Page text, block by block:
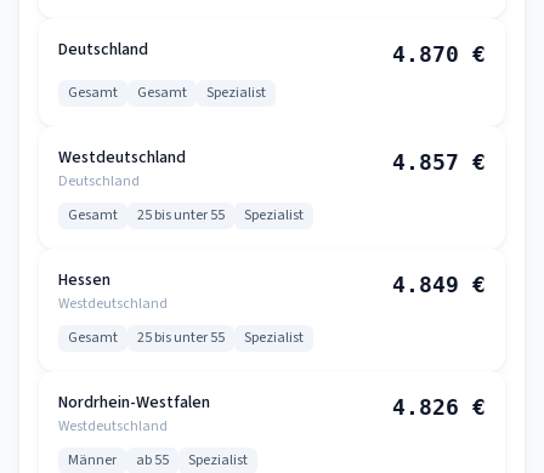
Deutschland 4.870 €
Gesamt Gesamt Spezialist
Westdeutschland
Deutschland
4.857 €
Gesamt 25 bis unter 55 Spezialist
Hessen
Westdeutschland
4.849 €
Gesamt 25 bis unter 55 Spezialist
Nordrhein-Westfalen
Westdeutschland
4.826 €
Männer ab 55 Spezialist